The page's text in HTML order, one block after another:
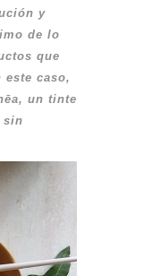
y
de lo
que
caso,
un tinte
sin